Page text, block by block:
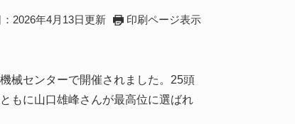
2026年4月13日更新 印刷ページ表示
械センターで開催されました。25頭
もに山口雄峰さんが最高位に選ばれ